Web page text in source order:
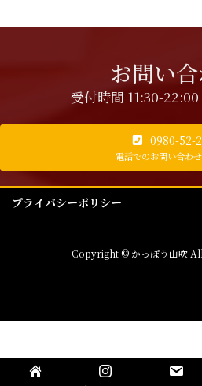
お問い
受付時間 11:30-
0980-52-
電話でのお問い合わ
プライバシーポリシー
Copyright © かっぽう山吹